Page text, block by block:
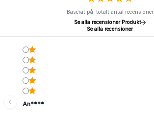
Baserat på: totalt antal recensioner
Se alla recensioner Produkt
Se alla recensioner
An****